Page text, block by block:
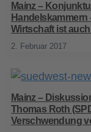
Mainz –
Handelskammern
Wirtschaft ist
2. Februar 2017
Mainz –
Thomas Roth
Verschwendung